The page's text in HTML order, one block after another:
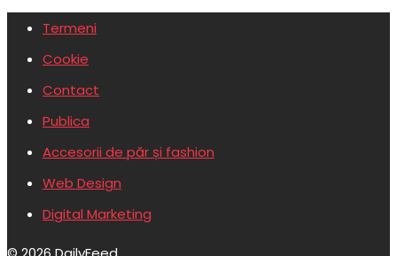
Termeni
Cookie
Contact
Publica
Accesorii de păr și fashion
Web Design
Digital Marketing